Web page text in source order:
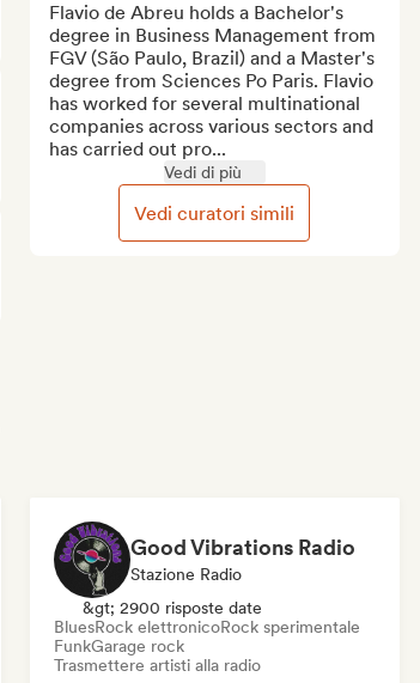
Flavio de Abreu holds a Bachelor's
degree in Business Management from
FGV (São Paulo, Brazil) and a Master's
degree from Sciences Po Paris. Flavio
has worked for several multinational
companies across various sectors and
has carried out pro...
Vedi di più
Vedi curatori simili
Good Vibrations Radio
Stazione Radio
&gt; 2900 risposte date
BluesRock elettronicoRock sperimentale
FunkGarage rock
Trasmettere artisti alla radio